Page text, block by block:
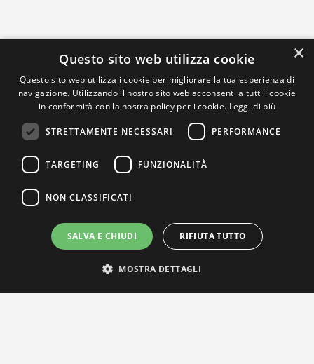
×
Questo sito web utilizza cookie
Questo sito web utilizza i cookie per migliorare la tua esperienza di
navigazione. Utilizzando il nostro sito web acconsenti a tutti i cookie
in conformità con la nostra policy per i cookie. Leggi di più
STRETTAMENTE NECESSARI PERFORMANCE
TARGETING FUNZIONALITÀ
NON CLASSIFICATI
SALVA E CHIUDI RIFIUTA TUTTO
MOSTRA DETTAGLI